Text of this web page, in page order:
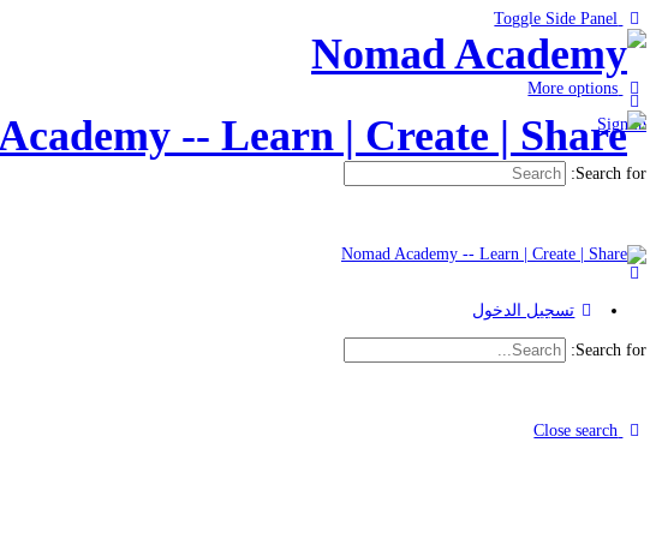
Toggle Side Panel
More options
Sign in
Search for:
تسجيل الدخول
Search for:
Close search